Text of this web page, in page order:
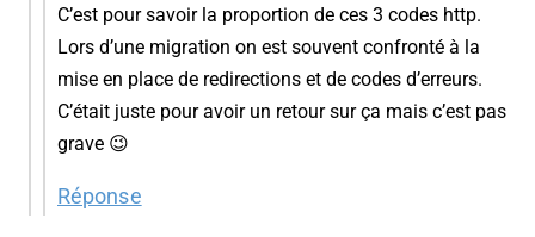
C’est pour savoir la proportion de ces 3 codes http.
Lors d’une migration on est souvent confronté à la
mise en place de redirections et de codes d’erreurs.
C’était juste pour avoir un retour sur ça mais c’est pas
grave 😉
Réponse